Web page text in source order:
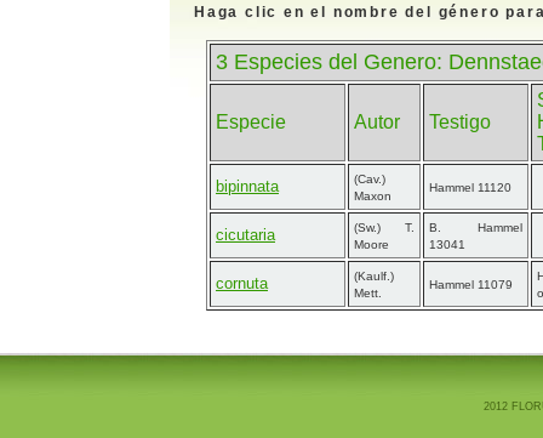
Haga clic en el nombre del género
3 Especies del Genero:
Especie Autor Testigo
bipinnata
(Cav.)
Maxon
Hammel 11120
cicutaria
(Sw.) T.
Moore
B. Hammel
13041
cornuta
(Kaulf.)
Mett.
Hammel 11079
2012